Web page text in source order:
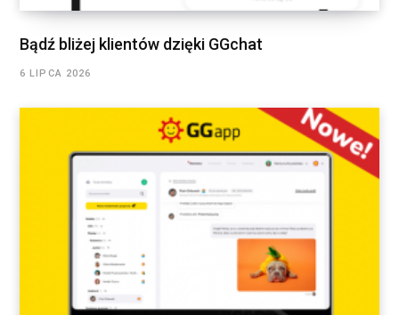
Bądź bliżej klientów dzięki GGchat
6 LIPCA 2026